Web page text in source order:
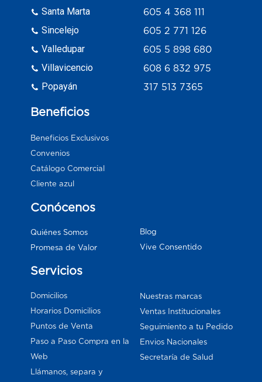
Santa Marta
Sincelejo
Valledupar
Villavicencio
Popayán
605 4 368 111
605 2 771 126
605 5 898 680
608 6 832 975
317 513 7365
Beneficios
Beneficios Exclusivos
Convenios
Catálogo Comercial
Cliente azul
Conócenos
Quiénes Somos
Promesa de Valor
Blog
Vive Consentido
Servicios
Domicilios
Horarios Domicilios
Puntos de Venta
Paso a Paso Compra en la
Web
Llámanos, separa y
Nuestras marcas
Ventas Institucionales
Seguimiento a tu Pedido
Envios Nacionales
Secretaría de Salud